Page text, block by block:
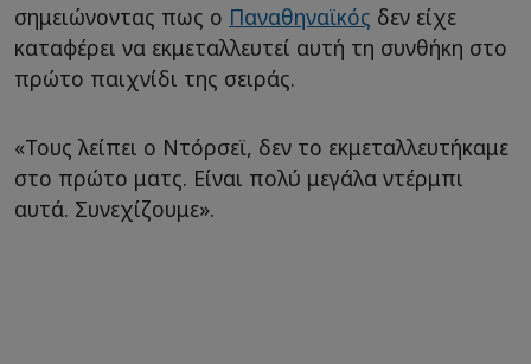
σημειώνοντας πως ο Παναθηναϊκός δεν είχε
καταφέρει να εκμεταλλευτεί αυτή τη συνθήκη στο
πρώτο παιχνίδι της σειράς.
«Τους λείπει ο Ντόρσεϊ, δεν το εκμεταλλευτήκαμε
στο πρώτο ματς. Είναι πολύ μεγάλα ντέρμπι
αυτά. Συνεχίζουμε».